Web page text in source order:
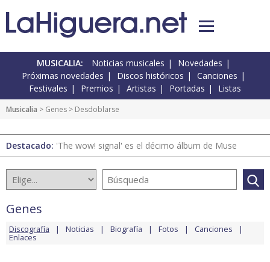
MUSICALIA: Noticias musicales
Novedades
Próximas novedades
Discos históricos
Canciones
Festivales
Premios Artistas Portadas Listas
Musicalia > Genes > Desdoblarse
Destacado: 'The wow! signal' es el décimo álbum de Muse
Genes
Discografía Noticias Biografía Fotos Canciones
Enlaces